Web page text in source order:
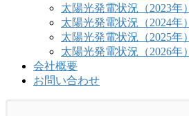
太陽光発電状況（2023年）
太陽光発電状況（2024年）
太陽光発電状況（2025年）
太陽光発電状況（2026年）
会社概要
お問い合わせ